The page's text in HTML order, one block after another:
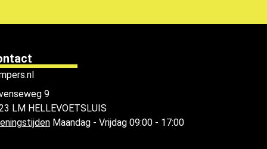
9
LM HELLEVOETSLUIS
Maandag - Vrijdag 09:00 - 17:00